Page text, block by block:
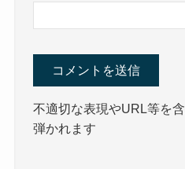
不適切な表現やURL等を
弾かれます